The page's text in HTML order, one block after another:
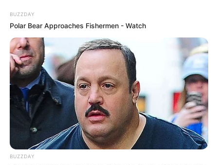
BUZZDAY
Polar Bear Approaches Fishermen - Watch
BUZZDAY
live
NEWS SPORTS MATRIMONY ENTERTAINMENT
Home News Kerala
വിവാദങ്ങൾക്കിടെ ചീഫ്
സെക്രട്ടറി ഡോ. എ. ജയതിലക്
നാളെ വിരമിക്കും; ബിശ്വനാഥ്